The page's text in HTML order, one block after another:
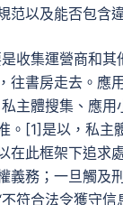
范以及能否包含
收集運營商和
往書房走去。應
主體搜集、應
。[1]是以，私主
在此框架下追求
義務；一旦觸及
符合法令獲守